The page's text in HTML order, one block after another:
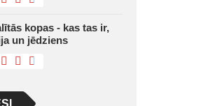
kopas - kas tas ir,
un jēdziens